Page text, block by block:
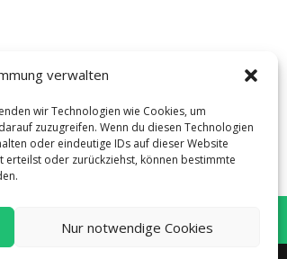
verwalten
wir Technologien wie Cookies, um
zuzugreifen. Wenn du diesen Technologien
oder eindeutige IDs auf dieser Website
oder zurückziehst, können bestimmte
Nur notwendige Cookies